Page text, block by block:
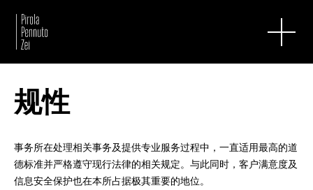
规性
事务所在处理相关事务及提供专业服务过程中，一直适用最高的道
德标准并严格遵守现行法律的相关规定。与此同时，客户满意度及
信息安全保护也在本所占据极其重要的地位。